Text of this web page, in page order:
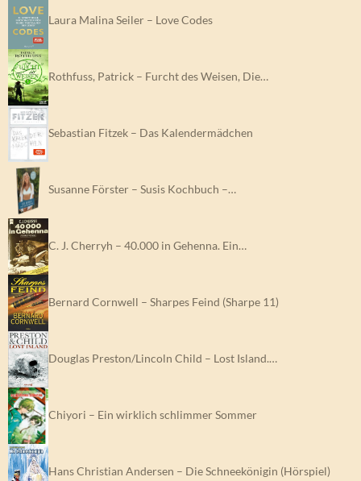
Laura Malina Seiler – Love Codes
Rothfuss, Patrick – Furcht des Weisen, Die…
Sebastian Fitzek – Das Kalendermädchen
Susanne Förster – Susis Kochbuch –…
C. J. Cherryh – 40.000 in Gehenna. Ein…
Bernard Cornwell – Sharpes Feind (Sharpe 11)
Douglas Preston/Lincoln Child – Lost Island.…
Chiyori – Ein wirklich schlimmer Sommer
Hans Christian Andersen – Die Schneekönigin (Hörspiel)